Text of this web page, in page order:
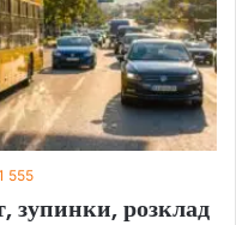
555
зупинки, розклад